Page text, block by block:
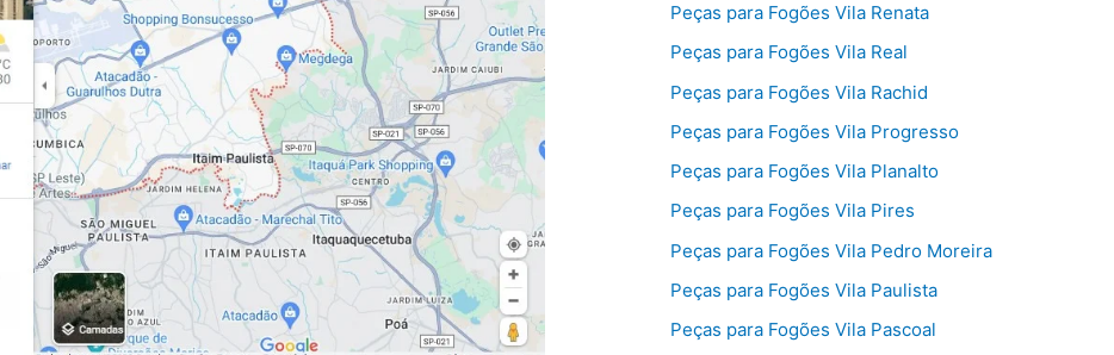
Peças para Fogões Vila Renata
Peças para Fogões Vila Real
Peças para Fogões Vila Rachid
Peças para Fogões Vila Progresso
Peças para Fogões Vila Planalto
Peças para Fogões Vila Pires
Peças para Fogões Vila Pedro Moreira
Peças para Fogões Vila Paulista
Peças para Fogões Vila Pascoal